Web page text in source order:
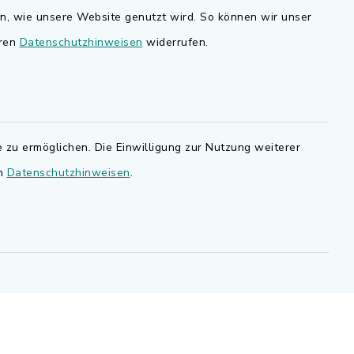
wie unsere Website genutzt wird. So können wir unser
Datenschutzhinweisen widerrufen.
ermöglichen. Die Einwilligung zur Nutzung weiterer
Datenschutzhinweisen.
Sie